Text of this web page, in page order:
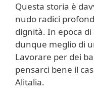
Questa storia è
nudo radici
dignità. In epoca
dunque meglio di
Lavorare per dei
pensarci bene il
Alitalia.